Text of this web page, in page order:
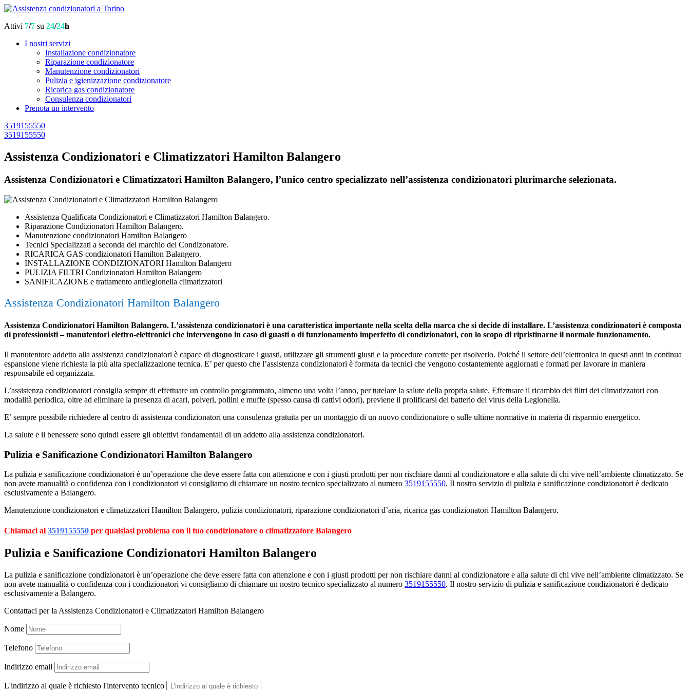
Attivi 7/7 su 24/24h
I nostri servizi
Installazione condizionatore
Riparazione condizionatore
Manutenzione condizionatori
Pulizia e igienizzazione condizionatore
Ricarica gas condizionatore
Consulenza condizionatori
Prenota un intervento
3519155550
3519155550
Assistenza Condizionatori e Climatizzatori Hamilton Balangero
Assistenza Condizionatori e Climatizzatori Hamilton Balangero, l’unico centro specializzato nell’assistenza condizionatori plurimarche selezionata.
Assistenza Qualificata Condizionatori e Climatizzatori Hamilton Balangero.
Riparazione Condizionatori Hamilton Balangero.
Manutenzione condizionatori Hamilton Balangero
Tecnici Specializzati a seconda del marchio del Condizonatore.
RICARICA GAS condizionatori Hamilton Balangero.
INSTALLAZIONE CONDIZIONATORI Hamilton Balangero
PULIZIA FILTRI Condizionatori Hamilton Balangero
SANIFICAZIONE e trattamento antilegionella climatizzatori
Assistenza Condizionatori Hamilton Balangero
Assistenza Condizionatori Hamilton Balangero. L’assistenza condizionatori è una caratteristica importante nella scelta della marca che si decide di installare. L’assistenza condizionatori è composta
di professionisti – manutentori elettro-elettronici che intervengono in caso di guasti o di funzionamento imperfetto di condizionatori, con lo scopo di ripristinarne il normale funzionamento.
Il manutentore addetto alla assistenza condizionatori è capace di diagnosticare i guasti, utilizzare gli strumenti giusti e la procedure corrette per risolverlo. Poiché il settore dell’elettronica in questi anni in continua
espansione viene richiesta la più alta specializzazione tecnica. E’ per questo che l’assistenza condizionatori è formata da tecnici che vengono costantemente aggiornati e formati per lavorare in maniera
responsabile ed organizzata.
L’assistenza condizionatori consiglia sempre di effettuare un controllo programmato, almeno una volta l’anno, per tutelare la salute della propria salute. Effettuare il ricambio dei filtri dei climatizzatori con
modalità periodica, oltre ad eliminare la presenza di acari, polveri, pollini e muffe (spesso causa di cattivi odori), previene il prolificarsi del batterio del virus della Legionella.
E’ sempre possibile richiedere al centro di assistenza condizionatori una consulenza gratuita per un montaggio di un nuovo condizionatore o sulle ultime normative in materia di risparmio energetico.
La salute e il benessere sono quindi essere gli obiettivi fondamentali di un addetto alla assistenza condizionatori.
Pulizia e Sanificazione Condizionatori Hamilton Balangero
La pulizia e sanificazione condizionatori è un’operazione che deve essere fatta con attenzione e con i giusti prodotti per non rischiare danni al condizionatore e alla salute di chi vive nell’ambiente climatizzato. Se
non avete manualità o confidenza con i condizionatori vi consigliamo di chiamare un nostro tecnico specializzato al numero 3519155550. Il nostro servizio di pulizia e sanificazione condizionatori è dedicato
esclusivamente a Balangero.
Manutenzione condizionatori e climatizzatori Hamilton Balangero, pulizia condizionatori, riparazione condizionatori d’aria, ricarica gas condizionatori Hamilton Balangero.
Chiamaci al 3519155550 per qualsiasi problema con il tuo condizionatore o climatizzatore Balangero
Pulizia e Sanificazione Condizionatori Hamilton Balangero
La pulizia e sanificazione condizionatori è un’operazione che deve essere fatta con attenzione e con i giusti prodotti per non rischiare danni al condizionatore e alla salute di chi vive nell’ambiente climatizzato. Se
non avete manualità o confidenza con i condizionatori vi consigliamo di chiamare un nostro tecnico specializzato al numero 3519155550. Il nostro servizio di pulizia e sanificazione condizionatori è dedicato
esclusivamente a Balangero.
Contattaci per la Assistenza Condizionatori e Climatizzatori Hamilton Balangero
Nome
Telefono
Indirizzo email
L'indirizzo al quale è richiesto l'intervento tecnico